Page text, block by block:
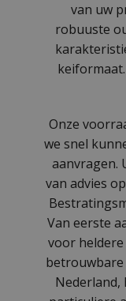
van uw
robuuste
Onze
we snel
aanvragen.
van advies
Van eerste
voor
betrouwbare
Nederland,